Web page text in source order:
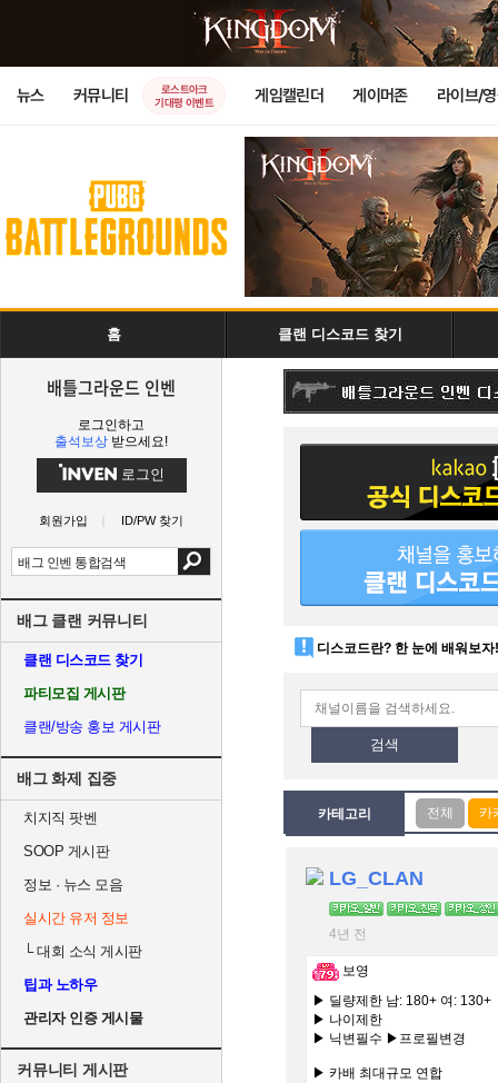
뉴스 커뮤니티
로스트아크
기대평 이벤트
게임캘린더 게이머존 라이브/
홈 클랜 디스코드 찾기
배틀그라운드 인벤
로그인하고
출석보상 받으세요!
로그인
회원가입 ID/PW 찾기
배그 클랜 커뮤니티
클랜 디스코드 찾기
파티모집 게시판
클랜/방송 홍보 게시판
배그 화제 집중
치지직 팟벤
SOOP 게시판
정보 · 뉴스 모음
실시간 유저 정보
└대회 소식 게시판
팁과 노하우
관리자 인증 게시물
커뮤니티 게시판
디스코드란? 한 눈에 배워보자!
검색
카테고리
LG_CLAN
4년 전
보영
▶ 딜량제한 남: 180+ 여: 130+
▶ 나이제한
▶ 닉변필수 ▶프로필변경
▶ 카배 최대규모 연합